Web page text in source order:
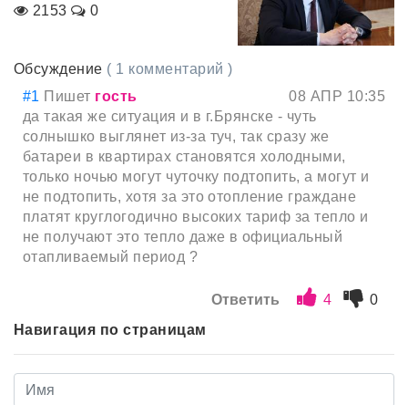
2153
0
Обсуждение ( 1 комментарий )
#1 Пишет гость
08 АПР 10:35
да такая же ситуация и в г.Брянске - чуть
солнышко выглянет из-за туч, так сразу же
батареи в квартирах становятся холодными,
только ночью могут чуточку подтопить, а могут и
не подтопить, хотя за это отопление граждане
платят круглогодично высоких тариф за тепло и
не получают это тепло даже в официальный
отапливаемый период ?
Ответить 4
0
Навигация по страницам